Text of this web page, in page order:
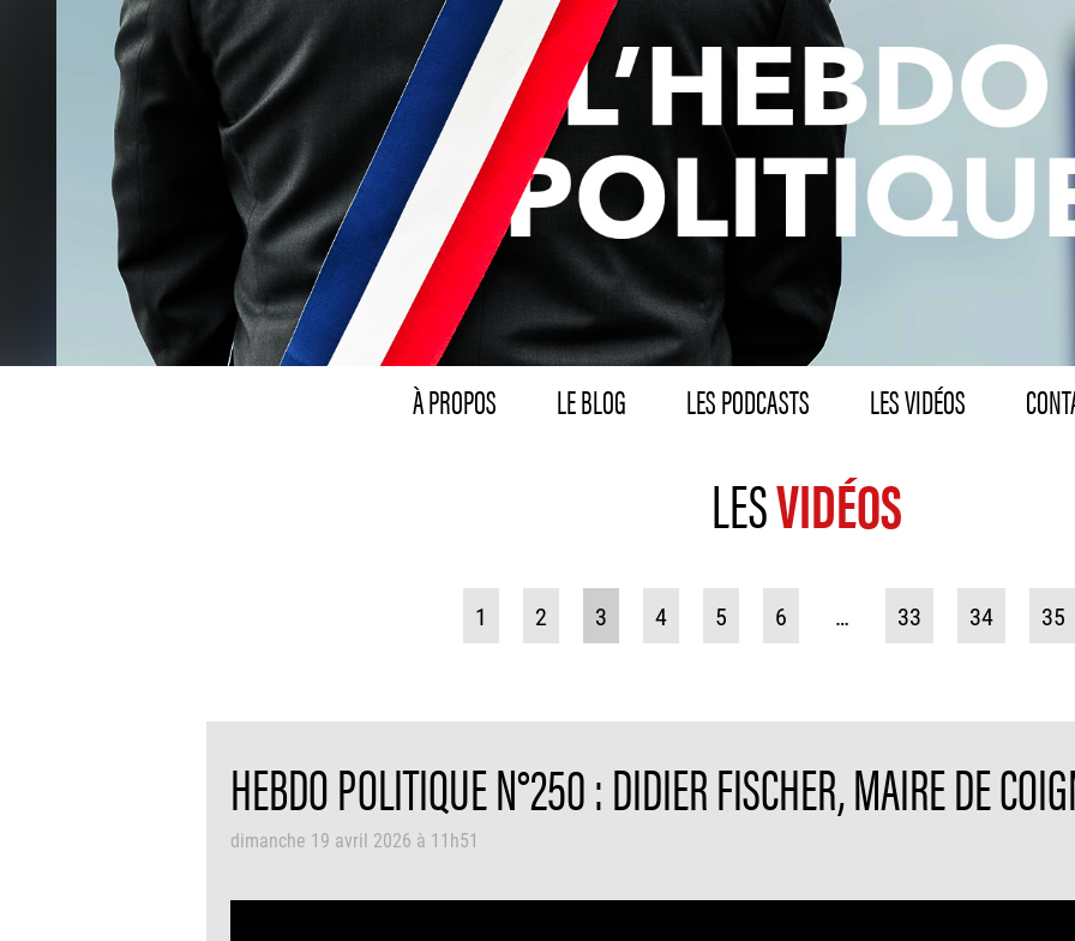
À PROPOS LE BLOG LES PODCASTS LES VIDÉOS
LESVIDÉOS
1 2 3 4 5 6 … 33 34 35
HEBDO POLITIQUE N°250 : DIDIER FISCHER, MAIRE DE
dimanche 19 avril 2026 à 11h51